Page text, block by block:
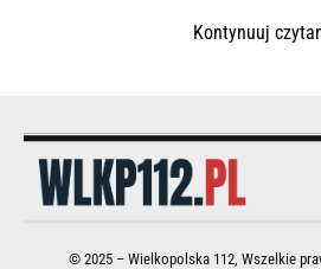
Kontynuuj
© 2025 – Wielkopolska 112, Wszelkie